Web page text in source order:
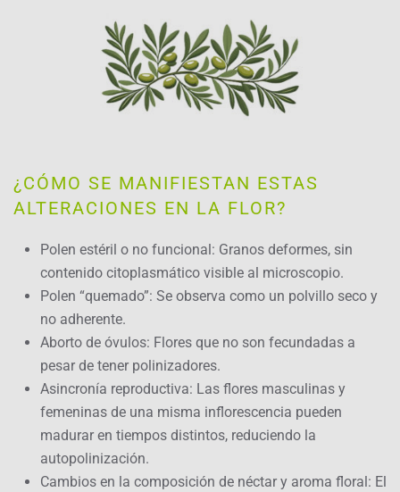
¿CÓMO SE MANIFIESTAN ESTAS
ALTERACIONES EN LA FLOR?
Polen estéril o no funcional: Granos deformes, sin
contenido citoplasmático visible al microscopio.
Polen “quemado”: Se observa como un polvillo seco y
no adherente.
Aborto de óvulos: Flores que no son fecundadas a
pesar de tener polinizadores.
Asincronía reproductiva: Las flores masculinas y
femeninas de una misma inflorescencia pueden
madurar en tiempos distintos, reduciendo la
autopolinización.
Cambios en la composición de néctar y aroma floral: El